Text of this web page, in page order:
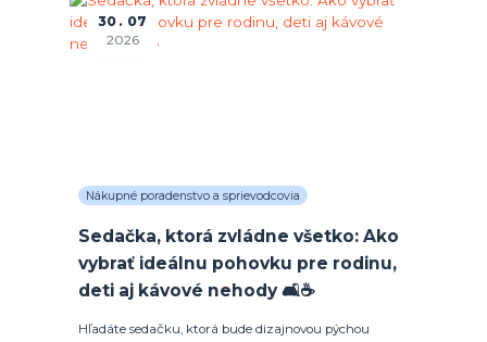
30
07
2026
Nákupné poradenstvo a sprievodcovia
Sedačka, ktorá zvládne všetko: Ako
vybrať ideálnu pohovku pre rodinu,
deti aj kávové nehody 🛋️☕
Hľadáte sedačku, ktorá bude dizajnovou pýchou